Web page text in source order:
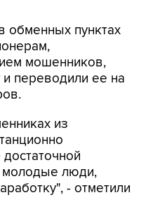
пунктах
мошенников,
переводили ее на
из
молодые люди,
- отметили